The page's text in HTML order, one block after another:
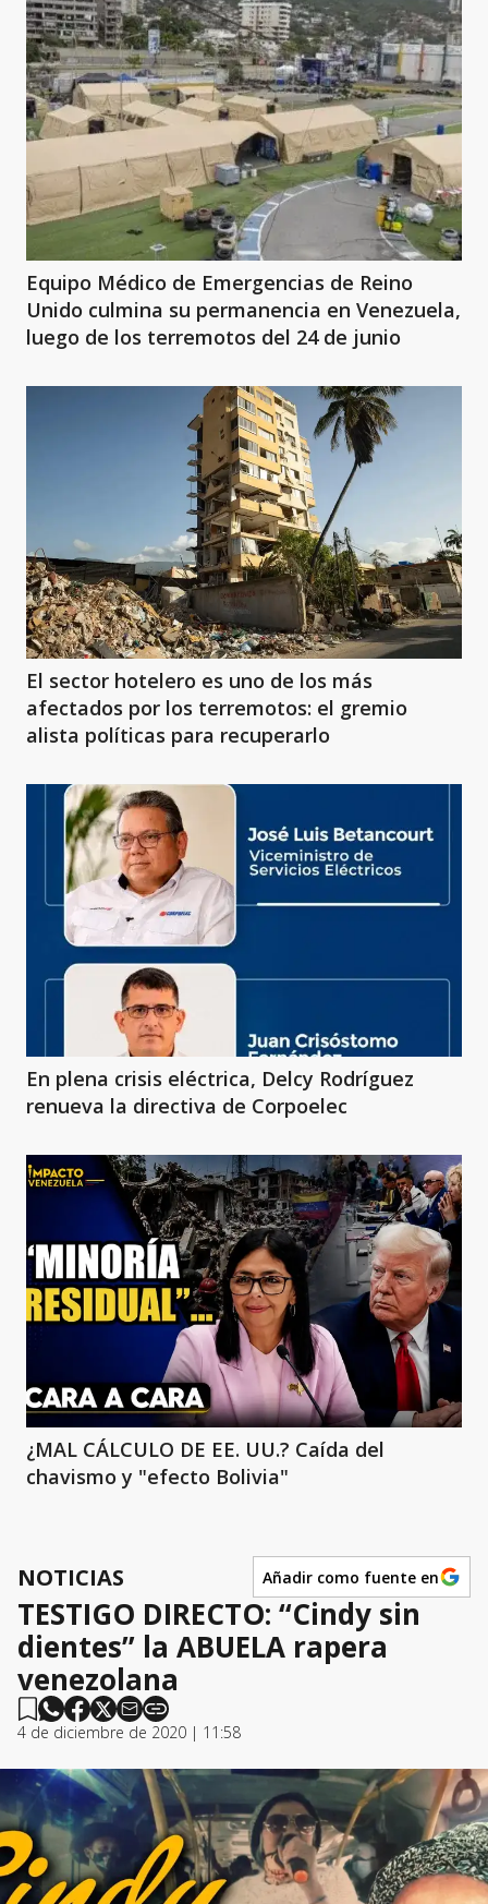
Equipo Médico de Emergencias de Reino
Unido culmina su permanencia en Venezuela,
luego de los terremotos del 24 de junio
El sector hotelero es uno de los más
afectados por los terremotos: el gremio
alista políticas para recuperarlo
En plena crisis eléctrica, Delcy Rodríguez
renueva la directiva de Corpoelec
¿MAL CÁLCULO DE EE. UU.? Caída del
chavismo y "efecto Bolivia"
NOTICIAS Añadir como fuente en
TESTIGO DIRECTO: “Cindy sin
dientes” la ABUELA rapera
venezolana
4 de diciembre de 2020 | 11:58